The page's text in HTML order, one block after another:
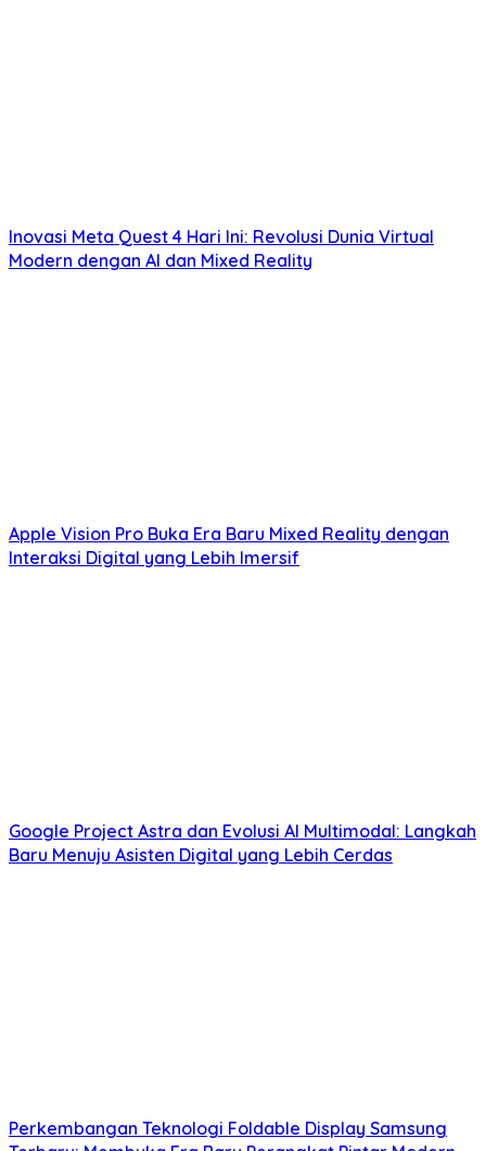
Inovasi Meta Quest 4 Hari Ini: Revolusi Dunia Virtual
Modern dengan AI dan Mixed Reality
Apple Vision Pro Buka Era Baru Mixed Reality dengan
Interaksi Digital yang Lebih Imersif
Google Project Astra dan Evolusi AI Multimodal: Langkah
Baru Menuju Asisten Digital yang Lebih Cerdas
Perkembangan Teknologi Foldable Display Samsung